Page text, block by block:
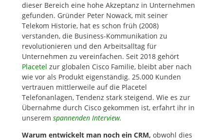
dieser Bereich eine hohe Akzeptanz in Unternehmen
gefunden. Gründer Peter Nowack, mit seiner
Telekom Historie, hat es schon früh (2008)
verstanden, die Business-Kommunikation zu
revolutionieren und den Arbeitsalltag für
Unternehmen zu vereinfachen. Seit 2018 gehört
Placetel zur globalen Cisco Familie, bleibt aber nach
wie vor als Produkt eigenständig. 25.000 Kunden
vertrauen mittlerweile auf die Placetel
Telefonanlagen, Tendenz stark steigend. Wie es zur
Übernahme durch Cisco gekommen ist, erfahrt ihr in
unserem spannenden Interview.
Warum entwickelt man noch ein CRM, obwohl dies